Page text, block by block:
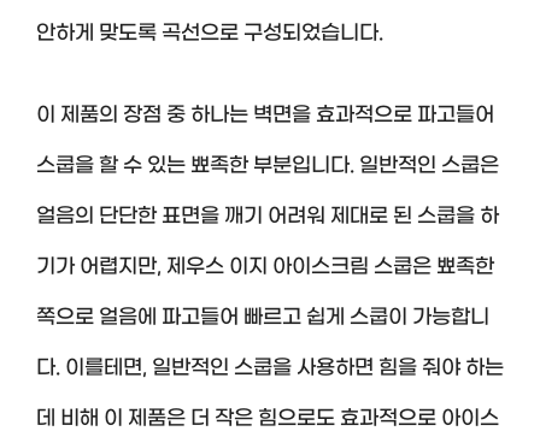
안하게 맞도록 곡선으로 구성되었습니다.
이 제품의 장점 중 하나는 벽면을 효과적으로 파고들어
스쿱을 할 수 있는 뾰족한 부분입니다. 일반적인 스쿱은
얼음의 단단한 표면을 깨기 어려워 제대로 된 스쿱을 하
기가 어렵지만, 제우스 이지 아이스크림 스쿱은 뾰족한
쪽으로 얼음에 파고들어 빠르고 쉽게 스쿱이 가능합니
다. 이를테면, 일반적인 스쿱을 사용하면 힘을 줘야 하는
데 비해 이 제품은 더 작은 힘으로도 효과적으로 아이스